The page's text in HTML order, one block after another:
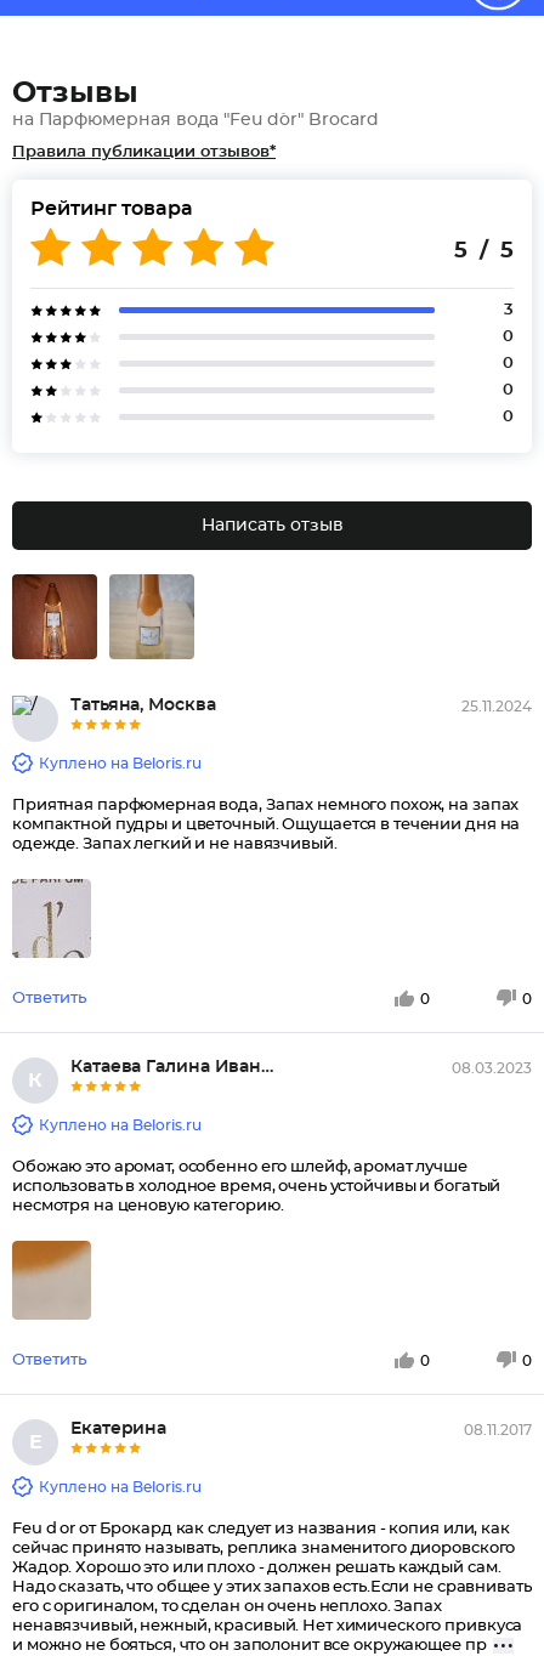
Отзывы
на Парфюмерная вода "Feu d`or" Brocard
Правила публикации отзывов*
Рейтинг товара
5 / 5
3
0
0
0
0
Написать отзыв
Татьяна, Москва 25.11.2024
Куплено на Beloris.ru
Приятная парфюмерная вода, Запах немного похож, на запах
компактной пудры и цветочный. Ощущается в течении дня на
одежде. Запах легкий и не навязчивый.
Ответить 0 0
К
Катаева Галина Ивановна, Солод... 08.03.2023
Куплено на Beloris.ru
Обожаю это аромат, особенно его шлейф, аромат лучше
использовать в холодное время, очень устойчивы и богатый
несмотря на ценовую категорию.
Ответить 0 0
Е
Екатерина 08.11.2017
Куплено на Beloris.ru
Feu d or от Брокард как следует из названия - копия или, как
сейчас принято называть, реплика знаменитого диоровского
Жадор. Хорошо это или плохо - должен решать каждый сам.
Надо сказать, что общее у этих запахов есть.Если не сравнивать
его с оригиналом, то сделан он очень неплохо. Запах
ненавязчивый, нежный, красивый. Нет химического привкуса
и можно не бояться, что он заполонит все окружающее пр